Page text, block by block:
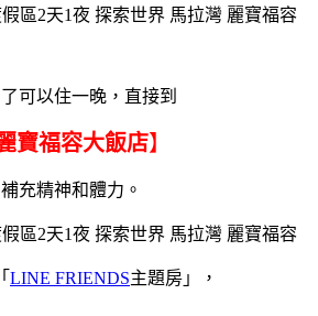
可以住一晚，直接到
寶福容大飯店】
補充精神和體力。
LINE FRIENDS主題房」，